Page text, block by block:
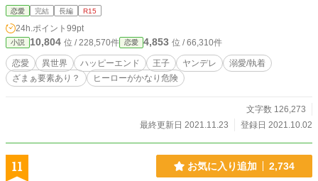
ーターが王女でもある、スカーレットと近々婚約を結ぶと言う話を耳にしたアリ
ア。 大好きなカーターが別の女性と結婚してしまう現実に、大きなショックを
受ける。友人や家族の支えもあり、何とか立ち直ろうとしていたアリアの元に、
一通の手紙が… その手紙は、王宮で開かれる夜会への招待状だった。何でも今
年16歳になる王太子、ワイアットの婚約者を決める為の夜会との事。伯爵以上
の婚約者のいない女性は強制参加の様で、仕方なく夜会に参加するアリア。その
夜会が、アリアの運命を大きく左右する事になる！ 追記 話しが進むにつれ、ワ
恋愛 完結 長編 R15
24h.ポイント 99pt
小説 10,804 位 / 228,570件 恋愛 4,853 位 / 66,310件
恋愛 異世界 ハッピーエンド 王子 ヤンデレ
溺愛/執着
ざまぁ要素あり？
ヒーローがかなり危険
文字数 126,273
最終更新日 2021.11.23
登録日 2021.10.02
11 お気に入り追加 2,734